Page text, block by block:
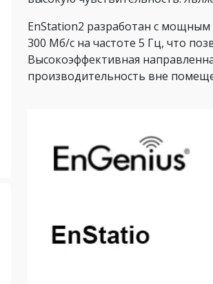
EnStation2 разработан с
300 Мб/c на частоте 5 Гц, что
Высокоэффективная
производительность вне